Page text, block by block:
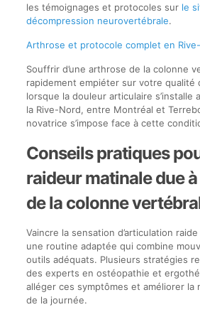
les témoignages et protocoles sur le
décompression neurovertébrale.
Arthrose et protocole complet en
Souffrir d’une arthrose de la colonne
rapidement empiéter sur votre qualité
lorsque la douleur articulaire s’installe
la Rive-Nord, entre Montréal et
novatrice s’impose face à cette
Conseils pratiques
raideur matinale due à
de la colonne
Vaincre la sensation d’articulation
une routine adaptée qui combine
outils adéquats. Plusieurs stratégies
des experts en ostéopathie et
alléger ces symptômes et améliorer la
de la journée.